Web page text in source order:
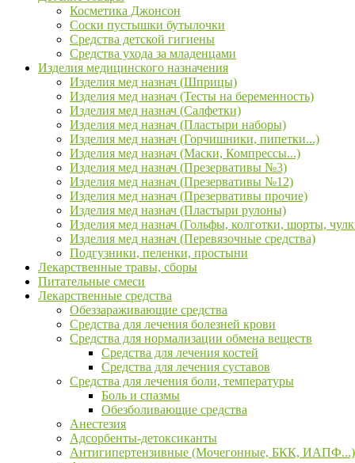
Косметика Джонсон
Соски пустышки бутылочки
Средства детской гигиены
Средства ухода за младенцами
Изделия медицинского назначения
Изделия мед назнач (Шприцы)
Изделия мед назнач (Тесты на беременность)
Изделия мед назнач (Салфетки)
Изделия мед назнач (Пластыри наборы)
Изделия мед назнач (Горчишники, пипетки...)
Изделия мед назнач (Маски, Компрессы...)
Изделия мед назнач (Презервативы №3)
Изделия мед назнач (Презервативы №12)
Изделия мед назнач (Презервативы прочие)
Изделия мед назнач (Пластыри рулоны)
Изделия мед назнач (Гольфы, колготки, шорты,
Изделия мед назнач (Перевязочные средства)
Подгузники, пеленки, простыни
Лекарственные травы, сборы
Питательные смеси
Лекарственные средства
Обеззараживающие средства
Средства для лечения болезней крови
Средства для нормализации обмена веществ
Средства для лечения костей
Средства для лечения суставов
Средства для лечения боли, температуры
Боль и спазмы
Обезболивающие средства
Анестезия
Адсорбенты-детоксиканты
Антигипертензивные (Мочегонные, БКК, ИАПФ...)